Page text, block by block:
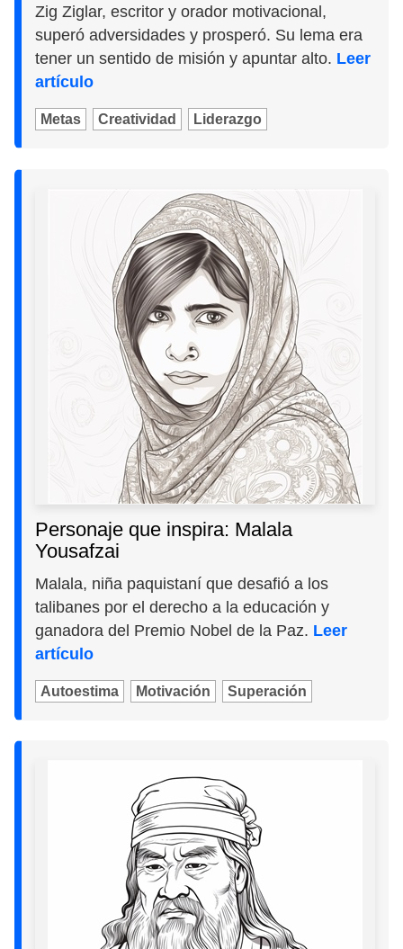
Zig Ziglar, escritor y orador motivacional,
superó adversidades y prosperó. Su lema era
tener un sentido de misión y apuntar alto. Leer
artículo
Metas Creatividad Liderazgo
Personaje que inspira: Malala
Yousafzai
Malala, niña paquistaní que desafió a los
talibanes por el derecho a la educación y
ganadora del Premio Nobel de la Paz. Leer
artículo
Autoestima Motivación Superación